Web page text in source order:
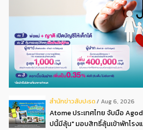
สํานักข่าวสับปะรด Aug 6, 2026
Atome ประเทศไทย จับมือ
ปนี้มีลุ้น" มอบสิทธิ์ลุ้นเข้าพักโร